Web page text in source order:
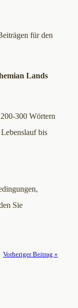
für den
Lands
300 Wörtern
bis
Sie
Vorheriger Beitrag »